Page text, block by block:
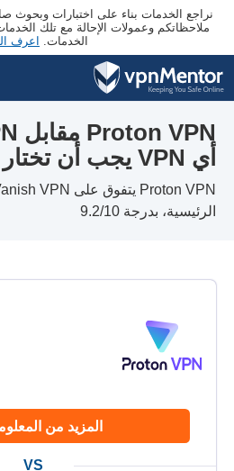
نراجع الخدمات بناء على اختبارات وبحوث
ملاحظاتكم وعمولات الإحالة مع تلك
الخدمات. اعرف
أي VPN يجب أن تختار في 2026؟
الرئيسية، بدرجة 9.2/10
المزيد من